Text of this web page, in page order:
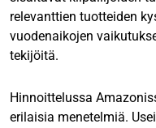
relevanttien tuotteiden
vuodenaikojen
tekijöitä.
Hinnoittelussa
erilaisia menetelmiä.